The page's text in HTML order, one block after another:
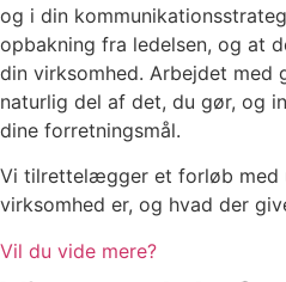
og i din
opbakning fra ledelsen, og
din virksomhed. Arbejdet med
naturlig del af det, du gør, og
dine forretningsmål.
Vi tilrettelægger et forløb med
virksomhed er, og hvad der
Vil du vide mere?